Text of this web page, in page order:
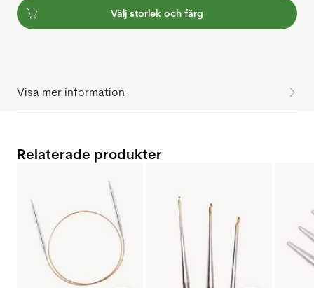
Välj storlek och färg
Visa mer information
Relaterade produkter